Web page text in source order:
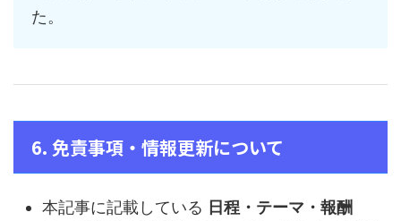
た。
6. 免責事項・情報更新について
本記事に記載している 日程・テーマ・報酬